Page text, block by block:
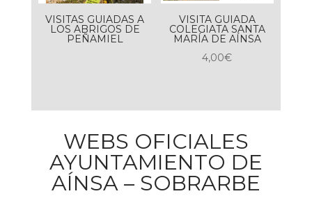
VISITAS GUIADAS A
LOS ABRIGOS DE
PEÑAMIEL
VISITA GUIADA
COLEGIATA SANTA
MARÍA DE AÍNSA
4,00€
WEBS OFICIALES
AYUNTAMIENTO DE
AÍNSA – SOBRARBE